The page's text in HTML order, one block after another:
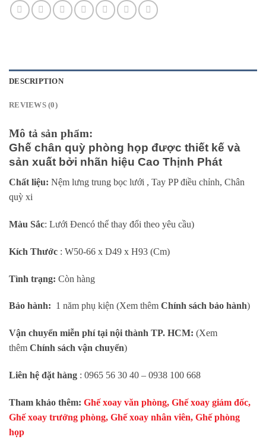
DESCRIPTION
REVIEWS (0)
Mô tả sản phẩm:
Ghế chân quỳ phòng họp được thiết kế và
sản xuất bởi nhãn hiệu Cao Thịnh Phát
Chất liệu: Nệm lưng trung bọc lưới , Tay PP điều chỉnh, Chân
quỳ xi
Màu Sắc: Lưới Đencó thể thay đổi theo yêu cầu)
Kích Thước : W50-66 x D49 x H93 (Cm)
Tình trạng: Còn hàng
Bảo hành: 1 năm phụ kiện (Xem thêm Chính sách bảo hành)
Vận chuyển miễn phí tại nội thành TP. HCM: (Xem
thêm Chính sách vận chuyển)
Liên hệ đặt hàng : 0965 56 30 40 – 0938 100 668
Tham khảo thêm: Ghế xoay văn phòng, Ghế xoay giám đốc,
Ghế xoay trưởng phòng, Ghế xoay nhân viên, Ghế phòng
họp